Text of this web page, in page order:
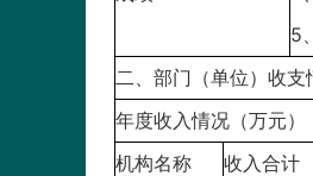
5
二、部门（单位）收支
年度收入情况（万元）
机构名称
收入合计